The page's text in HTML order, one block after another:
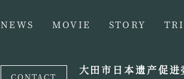
NEWS MOVIE STORY
大田市日本遗产促进